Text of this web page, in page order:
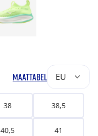
MAATTABEL EU
38 38,5
40,5 41